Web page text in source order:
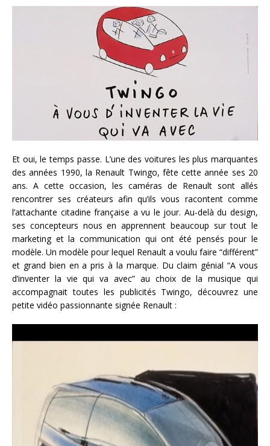
Et oui, le temps passe. L’une des voitures les plus marquantes
des années 1990, la Renault Twingo, fête cette année ses 20
ans. A cette occasion, les caméras de Renault sont allés
rencontrer ses créateurs afin qu’ils vous racontent comme
l’attachante citadine française a vu le jour. Au-delà du design,
ses concepteurs nous en apprennent beaucoup sur tout le
marketing et la communication qui ont été pensés pour le
modèle. Un modèle pour lequel Renault a voulu faire “différent”
et grand bien en a pris à la marque. Du claim génial “A vous
d’inventer la vie qui va avec” au choix de la musique qui
accompagnait toutes les publicités Twingo, découvrez une
petite vidéo passionnante signée Renault :